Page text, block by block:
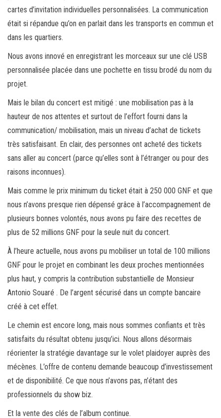
cartes d’invitation individuelles personnalisées. La communication
était si répandue qu’on en parlait dans les transports en commun et
dans les quartiers.
Nous avons innové en enregistrant les morceaux sur une clé USB
personnalisée placée dans une pochette en tissu brodé du nom du
projet.
Mais le bilan du concert est mitigé : une mobilisation pas à la
hauteur de nos attentes et surtout de l’effort fourni dans la
communication/ mobilisation, mais un niveau d’achat de tickets
très satisfaisant. En clair, des personnes ont acheté des tickets
sans aller au concert (parce qu’elles sont à l’étranger ou pour des
raisons inconnues).
Mais comme le prix minimum du ticket était à 250 000 GNF et que
nous n’avons presque rien dépensé grâce à l’accompagnement de
plusieurs bonnes volontés, nous avons pu faire des recettes de
plus de 52 millions GNF pour la seule nuit du concert.
À l’heure actuelle, nous avons pu mobiliser un total de 100 millions
GNF pour le projet en combinant les deux proches mentionnées
plus haut, y compris la contribution substantielle de Monsieur
Antonio Souaré . De l’argent sécurisé dans un compte bancaire
créé à cet effet.
Le chemin est encore long, mais nous sommes confiants et très
satisfaits du résultat obtenu jusqu’ici. Nous allons désormais
réorienter la stratégie davantage sur le volet plaidoyer auprès des
mécènes. L’offre de contenu demande beaucoup d’investissement
et de disponibilité. Ce que nous n’avons pas, n’étant des
professionnels du show biz.
Et la vente des clés de l’album continue.